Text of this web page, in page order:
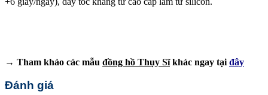
→ Tham khảo các mẫu đồng hồ Thụy Sĩkhác ngay tại đây
Đánh giá